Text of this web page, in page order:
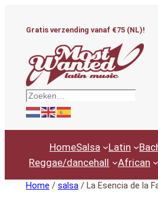
Gratis verzending vanaf €75 (NL)!
Zoeken
HomeSalsa Latin
Reggae/dancehall
African
Home / salsa/ La Esencia de la